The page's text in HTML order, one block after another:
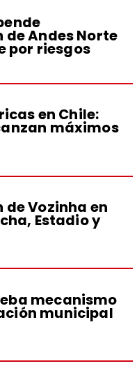
Andes Norte
por riesgos
en Chile:
máximos
Vozinha en
Estadio y
mecanismo
municipal